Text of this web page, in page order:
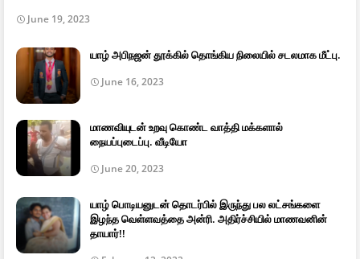
June 19, 2023
யாழ் அபிநஜன் தூக்கில் தொங்கிய நிலையில் சடலமாக மீட்பு.
June 16, 2023
மாணவியுடன் உறவு கொண்ட வாத்தி மக்களால்
நையப்புடைப்பு. வீடியோ
June 20, 2023
யாழ் பொடியனுடன் தொடர்பில் இருந்து பல லட்சங்களை
இழந்த வெள்ளவத்தை அன்ரி. அதிர்ச்சியில் மாணவனின்
தாயார்!!